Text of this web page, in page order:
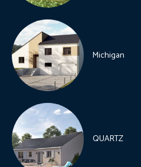
Michigan
QUARTZ